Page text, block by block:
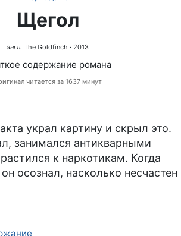
Щегол
англ. The Goldfinch · 2013
содержание романа
читается за 1637 минут
украл картину и скрыл это.
занимался антикварными
к наркотикам. Когда
осознал, насколько несчастен